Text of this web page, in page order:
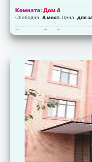
Комната:Дом 4
Свободно:4 мест. Цена:для
Комната: Дом 3
Свободно:8 мест. Цена:для
Комната: Дом 1
Свободно: 7 мест. Цена:для